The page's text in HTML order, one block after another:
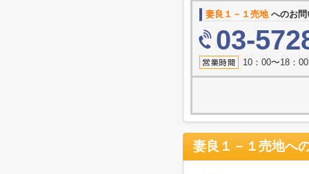
妻良１－１売地へのお問
03-
10：00〜18：
妻良１－１売地へ